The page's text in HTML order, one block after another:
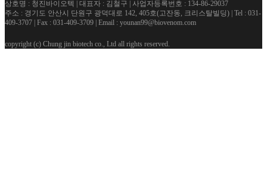
상호명 : 청진바이오텍 | 대표자 : 김철구 | 사업자등록번호 : 134-86-29037
주소 : 경기도 안산시 단원구 광덕대로 142, 405호(고잔동, 크리스탈빌딩) | Tel : 031-
409-3707 | Fax : 031-409-3709 | Email : younan99@biovenom.com
copyright (c) Chung jin biotech co., Ltd all rights reserved.